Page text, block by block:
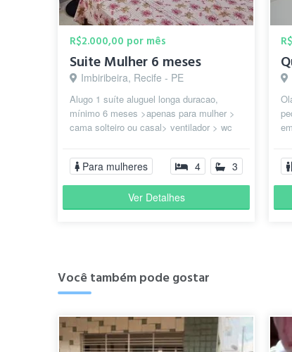
R$2.000,00 por mês
Suite Mulher 6 meses
Imbiribeira, Recife - PE
Alugo 1 suíte aluguel longa duracao,
mínimo 6 meses >apenas para mulher >
cama solteiro ou casal> ventilador > wc
Para mulheres 4 3
Ver Detalhes
Você também pode gostar